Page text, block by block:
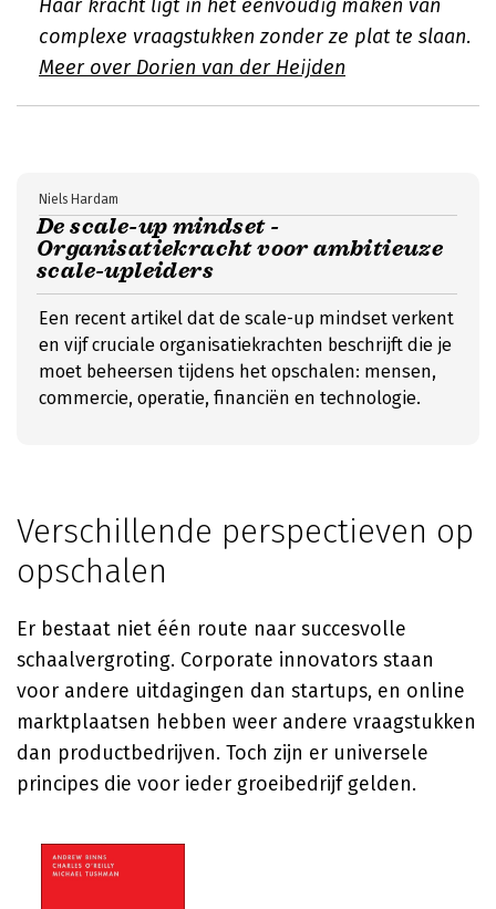
Haar kracht ligt in het eenvoudig maken van
complexe vraagstukken zonder ze plat te slaan.
Meer over Dorien van der Heijden
De scale-up mindset -
Organisatiekracht voor ambitieuze
scale-upleiders
Niels Hardam
Een recent artikel dat de scale-up mindset verkent
en vijf cruciale organisatiekrachten beschrijft die je
moet beheersen tijdens het opschalen: mensen,
commercie, operatie, financiën en technologie.
Verschillende perspectieven op
opschalen
Er bestaat niet één route naar succesvolle
schaalvergroting. Corporate innovators staan
voor andere uitdagingen dan startups, en online
marktplaatsen hebben weer andere vraagstukken
dan productbedrijven. Toch zijn er universele
principes die voor ieder groeibedrijf gelden.